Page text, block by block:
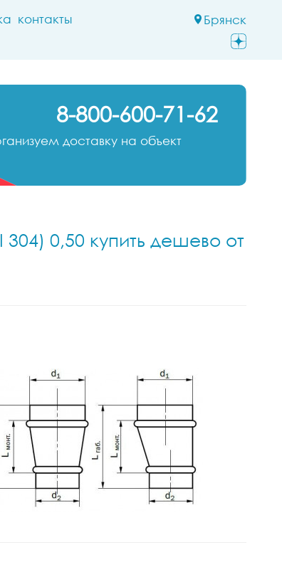
Брянск
контакты
8-800-600-71-62
доставку на объект
0,50 купить дешево от